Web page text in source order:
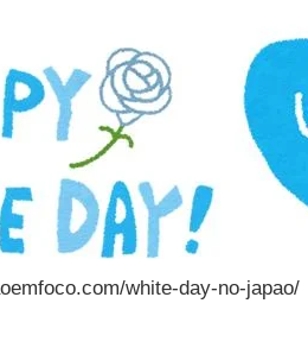
white-day-no-japao/